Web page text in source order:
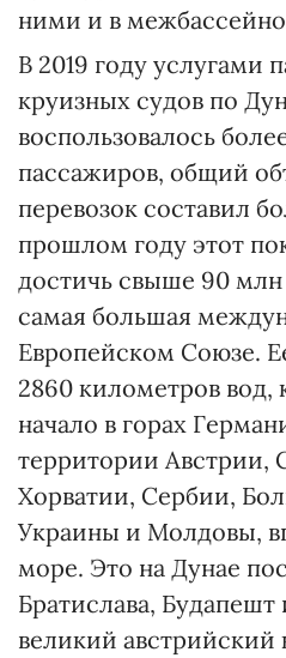
ними и в
В 2019 году услугами
круизных судов по
воспользовалось
пассажиров, общий
перевозок составил
прошлом году этот
достичь свыше 90
самая большая
Европейском Союзе.
2860 километров вод,
начало в горах
территории Австрии,
Хорватии, Сербии,
Украины и Молдовы,
море. Это на Дунае
Братислава, Будапешт
великий